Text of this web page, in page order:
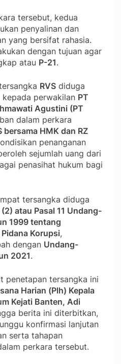
tersebut, kedua
penyalinan dan
yang bersifat rahasia.
dengan tujuan agar
atau P-21.
RVS diduga
kepada perwakilan PT
Agustini (PT
dalam perkara
bersama HMK dan RZ
penanganan
sejumlah uang dari
penasihat hukum bagi
tersangka diduga
atau Pasal 11 Undang-
1999 tentang
Korupsi,
dengan Undang-
2021.
penetapan tersangka ini
Harian (Plh) Kepala
Kejati Banten, Adi
berita ini diterbitkan,
konfirmasi lanjutan
serta tahapan
perkara tersebut.